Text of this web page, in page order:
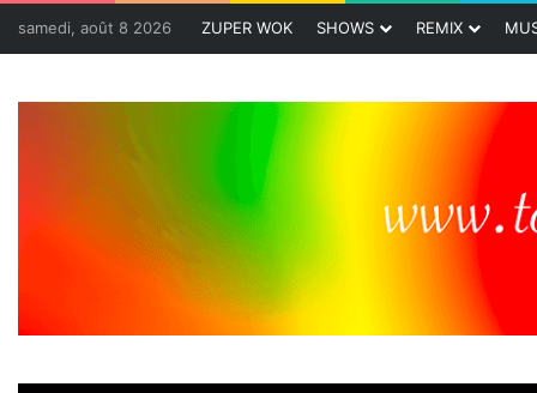
samedi, août 8 2026 ZUPER WOK SHOWS REMIX